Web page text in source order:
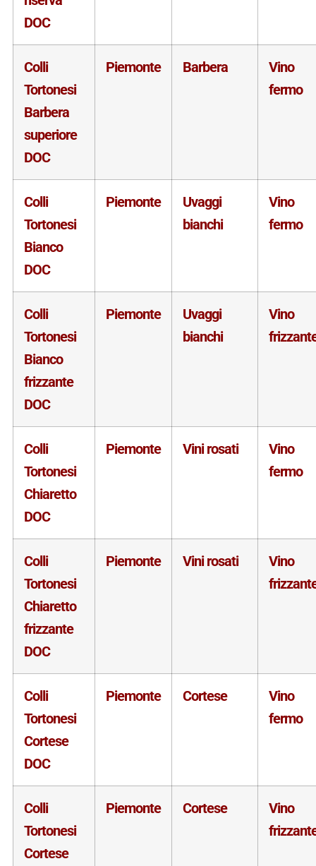
DOC
Colli
Tortonesi
Barbera
superiore
DOC
Piemonte Barbera
Vino
fermo
Colli
Tortonesi
Bianco
DOC
Piemonte
Uvaggi
bianchi
Vino
fermo
Colli
Tortonesi
Bianco
frizzante
DOC
Piemonte
Uvaggi
bianchi
Vino
Colli
Tortonesi
Chiaretto
DOC
Piemonte Vini rosati
Vino
fermo
Colli
Tortonesi
Chiaretto
frizzante
DOC
Piemonte Vini rosati
Vino
Colli
Tortonesi
Cortese
DOC
Piemonte Cortese
Vino
fermo
Colli
Tortonesi
Cortese
Piemonte Cortese
Vino